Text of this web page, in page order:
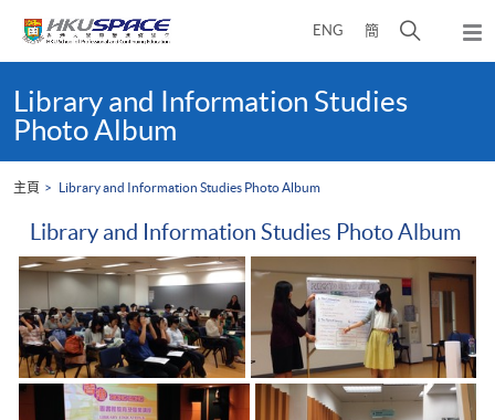
ENG 簡
開
面
彈
出
content
startLibrary and Information Studies
Photo Album
主頁 Library and Information Studies Photo Album
Library and Information Studies Photo Album